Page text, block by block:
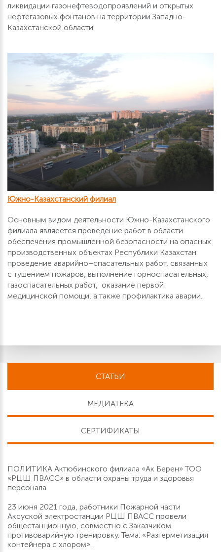
ликвидации газонефтеводопроявлений и открытых
нефтегазовых фонтанов на территории Западно-
Казахстанской области.
Южно-Казахстанский филиал
Основным видом деятельности Южно-Казахстанского
филиала являеется проведение работ в области
обеспечения промышленной безопасности на опасных
производственных объектах Республики Казахстан:
проведение аварийно–спасательных работ, связанных
с тушением пожаров, выполнение горноспасательных,
газоспасательных работ, оказание первой
медицинской помощи, а также профилактика аварии.
СТАТЬИ
МЕДИАТЕКА
СЕРТИФИКАТЫ
ПОЛИТИКА Актюбинского филиала «Ак Берен» ТОО
«РЦШ ПВАСС» в области охраны труда и здоровья
персонала
23 июня 2021 года, работники Пожарной части
Аксуской электростанции РЦШ ПВАСС провели
общестанционную, совместно с Заказчиком
противоварийную тренировку. Тема: «Разгерметизация
контейнера с хлором».